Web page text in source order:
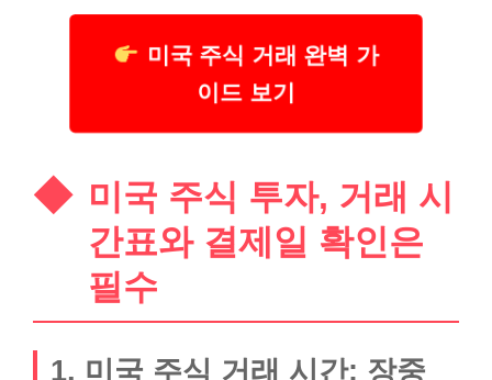
미국 주식 거래 완벽 가
이드 보기
미국 주식 투자, 거래 시
간표와 결제일 확인은
필수
1, 미국 주식 거래 시간: 장중